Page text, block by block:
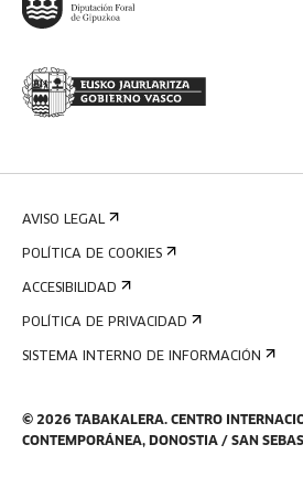
© 2026 TABAKALERA. CENTRO
CONTEMPORÁNEA, DONOSTIA / SAN
AVISO LEGAL
POLÍTICA DE COOKIES
ACCESIBILIDAD
POLÍTICA DE PRIVACIDAD
SISTEMA INTERNO DE INFORMACIÓN